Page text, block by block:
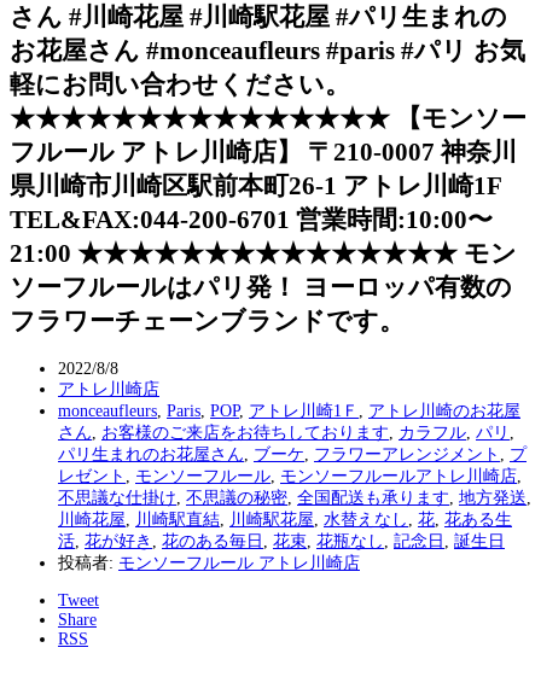
さん #川崎花屋 #川崎駅花屋 #パリ生まれの
お花屋さん #monceaufleurs #paris #パリ お気
軽にお問い合わせください。
★★★★★★★★★★★★★★★ 【モンソー
フルール アトレ川崎店】 〒210-0007 神奈川
県川崎市川崎区駅前本町26-1 アトレ川崎1F
TEL&FAX:044-200-6701 営業時間:10:00〜
21:00 ★★★★★★★★★★★★★★★ モン
ソーフルールはパリ発！ ヨーロッパ有数の
フラワーチェーンブランドです。
2022/8/8
アトレ川崎店
monceaufleurs Paris POP, アトレ川崎1Ｆ
アトレ川崎のお花屋
さん
お客様のご来店をお待ちしております カラフル パリ
パリ生まれのお花屋さん
ブーケ フラワーアレンジメント
プ
レゼント
モンソーフルール モンソーフルールアトレ川崎店
不思議な仕掛け 不思議の秘密 全国配送も承ります 地方発送
川崎花屋
川崎駅直結 川崎駅花屋 水替えなし 花 花ある生
活 花が好き 花のある毎日 花束 花瓶なし 記念日
誕生日
投稿者: モンソーフルール アトレ川崎店
Tweet
Share
RSS